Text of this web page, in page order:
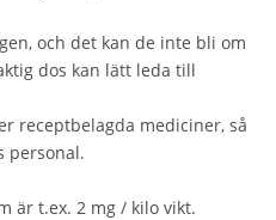
och det kan de inte bli om
dos kan lätt leda till
receptbelagda mediciner, så
personal.
är t.ex. 2 mg / kilo vikt.